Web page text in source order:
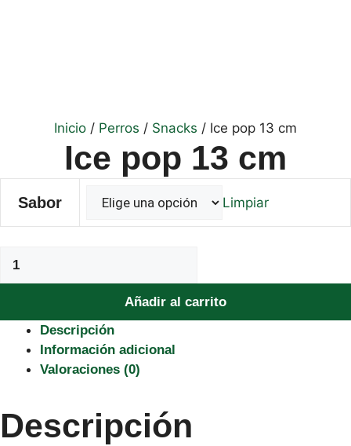
Inicio / Perros / Snacks / Ice pop 13 cm
Ice pop 13 cm
Sabor Limpiar
cantidad
Añadir al carrito
Descripción
Información adicional
Valoraciones (0)
Descripción